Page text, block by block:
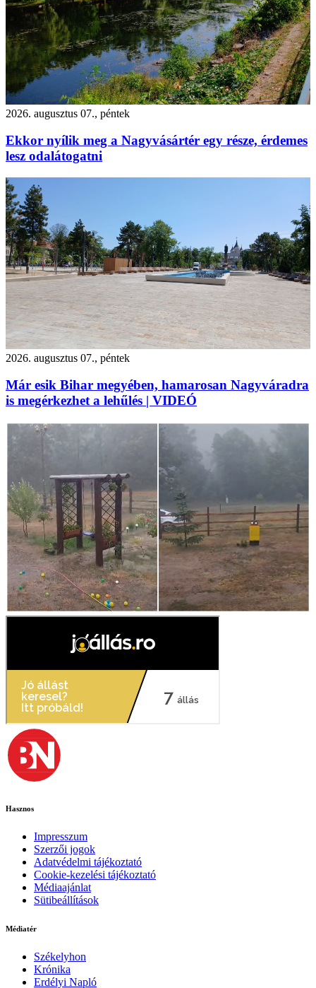
2026. augusztus 07., péntek
Ekkor nyílik meg a Nagyvásártér egy része, érdemes
lesz odalátogatni
2026. augusztus 07., péntek
Már esik Bihar megyében, hamarosan Nagyváradra
is megérkezhet a lehűlés | VIDEÓ
Hasznos
Impresszum
Szerzői jogok
Adatvédelmi tájékoztató
Cookie-kezelési tájékoztató
Médiaajánlat
Sütibeállítások
Médiatér
Székelyhon
Krónika
Erdélyi Napló